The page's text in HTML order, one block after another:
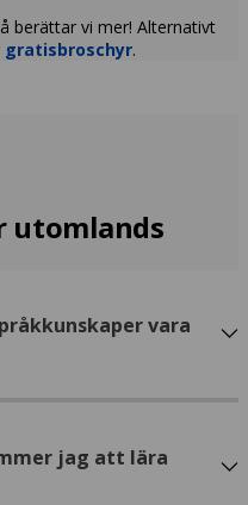
berättar vi mer! Alternativt
gratisbroschyr.
utomlands
vara
jag att lära